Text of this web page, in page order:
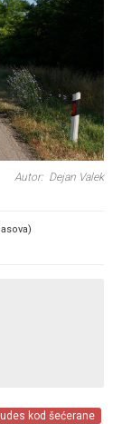
Autor: Dejan Valek
udes kod šećerane